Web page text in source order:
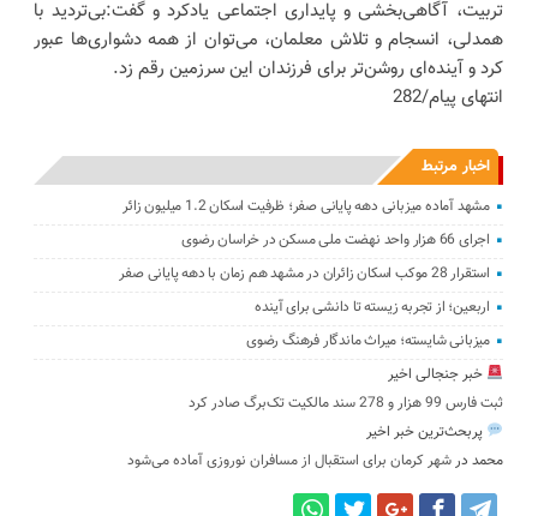
تربیت، آگاهی‌بخشی و پایداری اجتماعی یادکرد و گفت:بی‌تردید با
همدلی، انسجام و تلاش معلمان، می‌توان از همه دشواری‌ها عبور
کرد و آینده‌ای روشن‌تر برای فرزندان این سرزمین رقم زد.
انتهای پیام/282
اخبار مرتبط
مشهد آماده میزبانی دهه پایانی صفر؛ ظرفیت اسکان 1.2 میلیون زائر
اجرای 66 هزار واحد نهضت ملی مسکن در خراسان رضوی
استقرار 28 موکب اسکان زائران در مشهد هم زمان با دهه پایانی صفر
اربعین؛ از تجربه زیسته تا دانشی برای آینده
میزبانی شایسته؛ میراث ماندگار فرهنگ رضوی
خبر جنجالی اخیر
ثبت فارس 99 هزار و 278 سند مالکیت تک‌برگ صادر کرد
پربحث‌ترین خبر اخیر
محمد درشهر کرمان برای استقبال از مسافران نوروزی آماده می‌شود